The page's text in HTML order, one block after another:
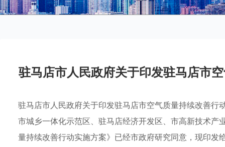
驻马店市人民政府关于印发驻马店市
驻马店市人民政府关于印发驻马店市空气质量持续改善
市城乡一体化示范区、驻马店经济开发区、市高新技术
量持续改善行动实施方案》已经市政府研究同意，现印